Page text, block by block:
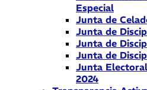
Especial
Junta de
Junta de
Junta de
Junta de
Junta
2024